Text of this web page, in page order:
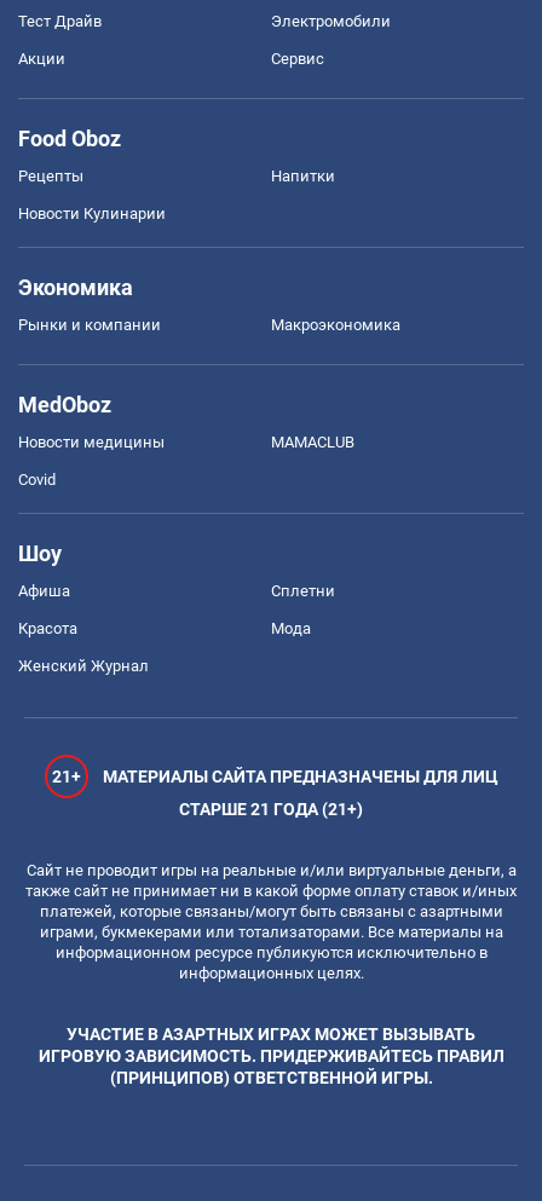
Тест Драйв Электромобили
Акции Сервис
Food Oboz
Рецепты Напитки
Новости Кулинарии
Экономика
Рынки и компании Mакроэкономика
MedOboz
Новости медицины MAMACLUB
Covid
Шоу
Афиша Сплетни
Красота Мода
Женский Журнал
21+
МАТЕРИАЛЫ САЙТА ПРЕДНАЗНАЧЕНЫ ДЛЯ ЛИЦ
СТАРШЕ 21 ГОДА (21+)
Сайт не проводит игры на реальные и/или виртуальные деньги, а
также сайт не принимает ни в какой форме оплату ставок и/иных
платежей, которые связаны/могут быть связаны с азартными
играми, букмекерами или тотализаторами. Все материалы на
информационном ресурсе публикуются исключительно в
информационных целях.
УЧАСТИЕ В АЗАРТНЫХ ИГРАХ МОЖЕТ ВЫЗЫВАТЬ
ИГРОВУЮ ЗАВИСИМОСТЬ. ПРИДЕРЖИВАЙТЕСЬ ПРАВИЛ
(ПРИНЦИПОВ) ОТВЕТСТВЕННОЙ ИГРЫ.